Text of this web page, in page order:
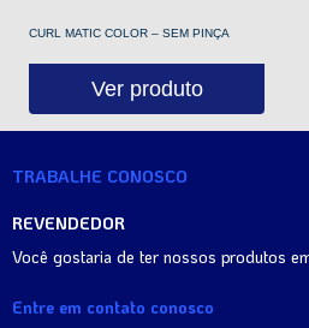
CURL MATIC COLOR – SEM PINÇA
Ver produto
TRABALHE CONOSCO
REVENDEDOR
Você gostaria de ter nossos produtos
Entre em contato conosco